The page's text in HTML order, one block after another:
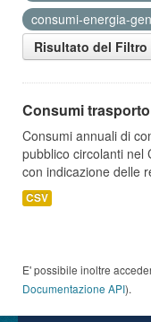
consumi-energia-
Risultato del Filtro
Consumi
Consumi annuali di
pubblico circolanti nel
con indicazione delle
CSV
E' possibile inoltre
Documentazione API).